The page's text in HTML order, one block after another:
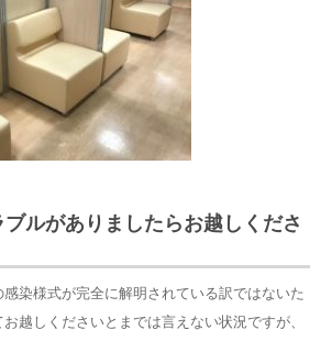
ルがありましたらお越しくださ
染様式が完全に解明されている訳ではないた
越しくださいとまでは言えない状況ですが、